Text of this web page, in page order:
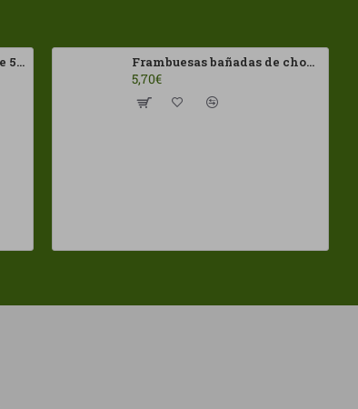
100% Whey Protein Isolate 500g HSN Frambuesas bañadas de chocolates Negro Franui 150gr Sin Gluten
5,70€